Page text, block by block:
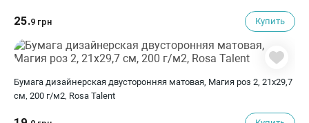
25.9 грн Купить
Бумага дизайнерская двусторонняя матовая, Магия роз 2, 21х29,7
см, 200 г/м2, Rosa Talent